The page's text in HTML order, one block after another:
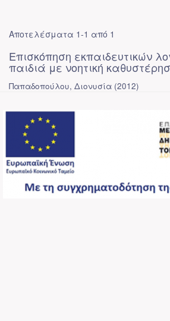
Αποτελέσματα 1-1 από 1
Επισκόπηση εκπαιδευτικών
παιδιά με νοητική
Παπαδοπούλου, Διονυσία (2012)